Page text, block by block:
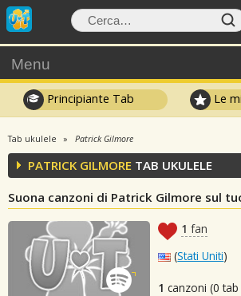
Menu
Principiante Tab Le
Tab ukulele Patrick Gilmore
PATRICK GILMORE TAB UKULELE
Suona canzoni di Patrick Gilmore sul
1 fan
(Stati Uniti)
1 canzoni (0